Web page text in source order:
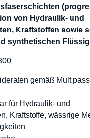
von Hydraulik- und
Kraftstoffen sowie
synthetischen
gemäß
für Hydraulik- und
Kraftstoffe, wässrige